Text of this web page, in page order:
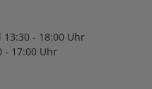
- 18:00 Uhr
- 17:00 Uhr